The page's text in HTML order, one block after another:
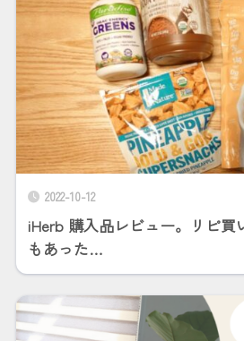
2022-10-12
iHerb 購入品レビュー。リピ買
もあった…